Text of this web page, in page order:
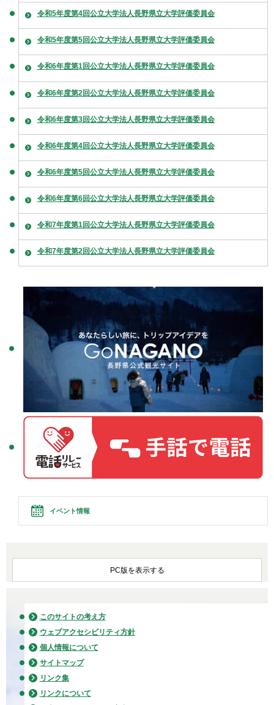
令和5年度第4回公立大学法人長野県立大学評価委員会
令和5年度第5回公立大学法人長野県立大学評価委員会
令和6年度第1回公立大学法人長野県立大学評価委員会
令和6年度第2回公立大学法人長野県立大学評価委員会
令和6年度第3回公立大学法人長野県立大学評価委員会
令和6年度第4回公立大学法人長野県立大学評価委員会
令和6年度第5回公立大学法人長野県立大学評価委員会
令和6年度第6回公立大学法人長野県立大学評価委員会
令和7年度第1回公立大学法人長野県立大学評価委員会
令和7年度第2回公立大学法人長野県立大学評価委員会
イベント情報
PC版を表示する
このサイトの考え方
ウェブアクセシビリティ方針
個人情報について
サイトマップ
リンク集
リンクについて